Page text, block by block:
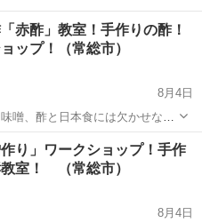
赤酢」教室！手作りの酢！
ップ！（常総市）
8月4日
なんです。 一般的な穀
作り」ワークショップ！手作
室！ （常総市）
8月4日